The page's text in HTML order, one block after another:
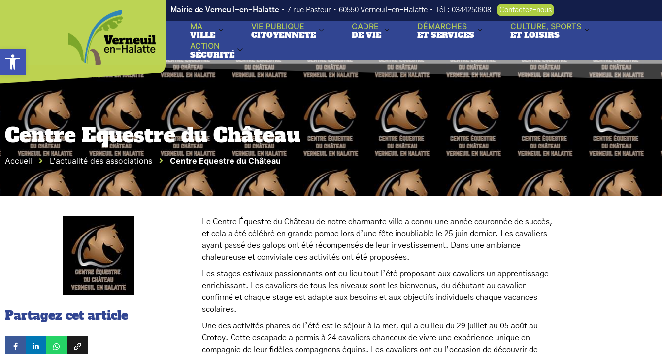
Ouvrir la barre d’outils
Mairie de Verneuil-en-Halatte • 7 rue Pasteur • 60550 Verneuil-en-Halatte • Tél : 0344250908 Contactez-nous
MA
VILLE
VIE PUBLIQUE
CITOYENNETE
CADRE
DE VIE
DÉMARCHES
ET SERVICES
CULTURE, SPORTS
ET LOISIRS
ACTION
SÉCURITÉ
Centre Equestre du Château
Accueil L'actualité des associations Centre Equestre du Château
Partagez cet article
Le Centre Équestre du Château de notre charmante ville a connu une année couronnée de succès,
et cela a été célébré en grande pompe lors d’une fête inoubliable le 25 juin dernier. Les cavaliers
ayant passé des galops ont été récompensés de leur investissement. Dans une ambiance
chaleureuse et conviviale des activités ont été proposées.
Les stages estivaux passionnants ont eu lieu tout l’été proposant aux cavaliers un apprentissage
enrichissant. Les cavaliers de tous les niveaux sont les bienvenus, du débutant au cavalier
confirmé et chaque stage est adapté aux besoins et aux objectifs individuels chaque vacances
scolaires.
Une des activités phares de l’été est le séjour à la mer, qui a eu lieu du 29 juillet au 05 août au
Crotoy. Cette escapade a permis à 24 cavaliers chanceux de vivre une expérience unique en
compagnie de leur fidèles compagnons équins. Les cavaliers ont eu l’occasion de découvrir de